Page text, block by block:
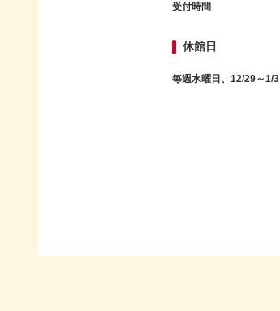
受付時間
休館日
毎週水曜日、12/29～1/3